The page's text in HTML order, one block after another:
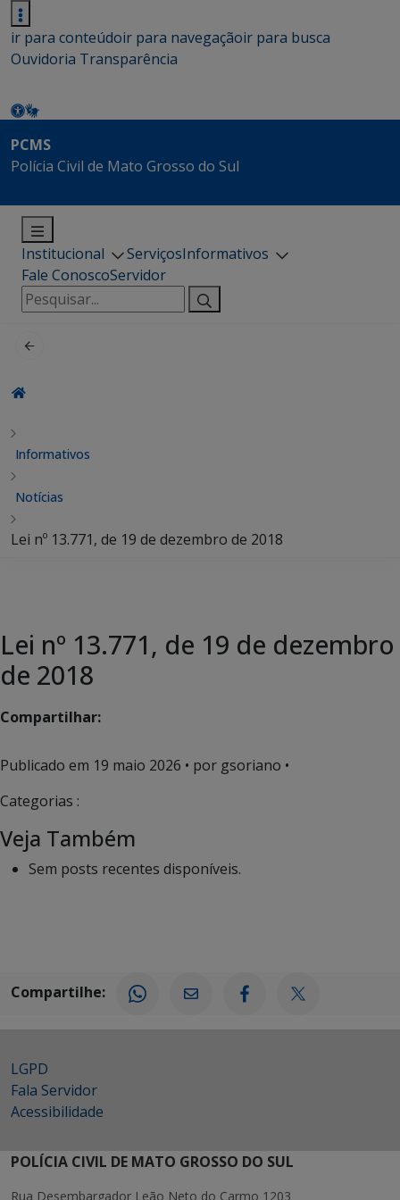
ir para conteúdoir para navegaçãoir para busca
Ouvidoria Transparência
PCMS
Polícia Civil de Mato Grosso do Sul
Institucional ServiçosInformativos
Fale ConoscoServidor
Pesquisar
por:
Informativos
Notícias
Lei nº 13.771, de 19 de dezembro de 2018
Lei nº 13.771, de 19 de dezembro
de 2018
Compartilhar:
Publicado em 19 maio 2026 • por gsoriano •
Categorias :
Veja Também
Sem posts recentes disponíveis.
Compartilhe:
LGPD
Fala Servidor
Acessibilidade
POLÍCIA CIVIL DE MATO GROSSO DO SUL
Rua Desembargador Leão Neto do Carmo 1203